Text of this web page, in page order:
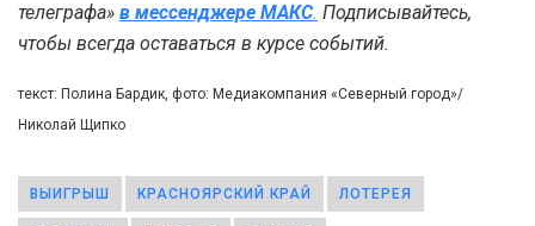
телеграфа» в мессенджере MAКС. Подписывайтесь,
чтобы всегда оставаться в курсе событий.
текст: Полина Бардик, фото: Медиакомпания «Северный город»/
Николай Щипко
ВЫИГРЫШ КРАСНОЯРСКИЙ КРАЙ ЛОТЕРЕЯ